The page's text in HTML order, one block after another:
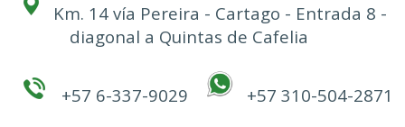
Km. 14 vía Pereira - Cartago - Entrada 8 -
diagonal a Quintas de Cafelia
+57 6-337-9029 +57 310-504-2871